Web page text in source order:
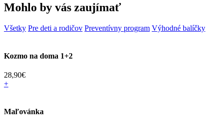
Mohlo by vás zaujímať
Všetky Pre deti a rodičov Preventívny program Výhodné balíčky
Kozmo na doma 1+2
28,90€
+
Maľovánka